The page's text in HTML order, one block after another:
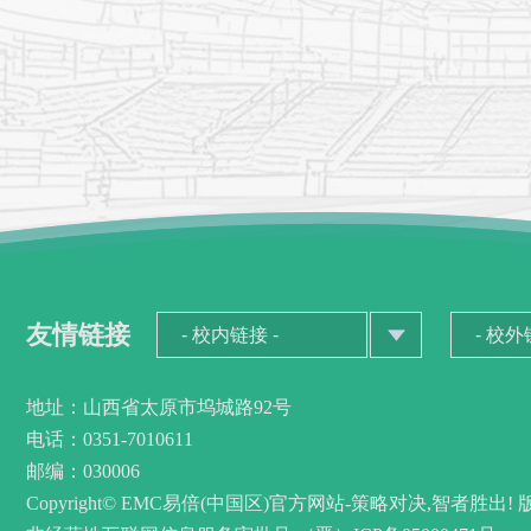
友情链接
地址：山西省太原市坞城路92号
电话：0351-7010611
邮编：030006
Copyright© EMC易倍(中国区)官方网站-策略对决,智者胜出!